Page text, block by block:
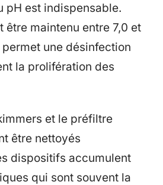
pH est indispensable.
être maintenu entre 7,0 et
une désinfection
la prolifération des
et le préfiltre
être nettoyés
dispositifs accumulent
qui sont souvent la